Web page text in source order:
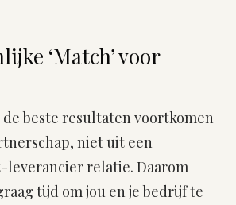
‘Match’ voor
beste resultaten voortkomen
niet uit een
leverancier relatie. Daarom
tijd om jou en je bedrijf te